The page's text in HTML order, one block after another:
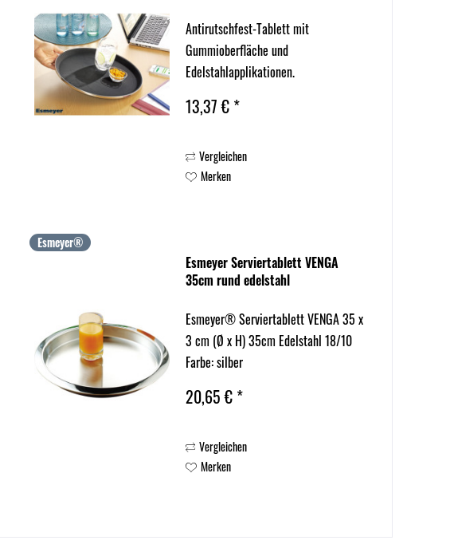
Antirutschfest-Tablett mit
Gummioberfläche und
Edelstahlapplikationen.
13,37 € *
Vergleichen
Merken
Esmeyer®
Esmeyer Serviertablett VENGA
35cm rund edelstahl
Esmeyer® Serviertablett VENGA 35 x
3 cm (Ø x H) 35cm Edelstahl 18/10
Farbe: silber
20,65 € *
Vergleichen
Merken